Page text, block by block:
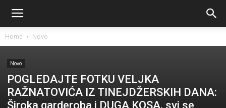
Home Novo
Novo
POGLEDAJTE FOTKU VELJKA
RAŽNATOVIĆA IZ TINEJDŽERSKIH DANA:
Široka garderoba i DUGA KOSA, svi se